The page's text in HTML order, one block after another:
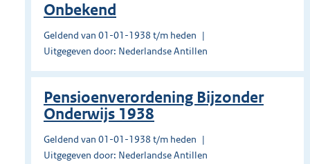
Onbekend
Geldend van 01-01-1938 t/m heden
Uitgegeven door: Nederlandse Antillen
Pensioenverordening Bijzonder
Onderwijs 1938
Geldend van 01-01-1938 t/m heden
Uitgegeven door: Nederlandse Antillen